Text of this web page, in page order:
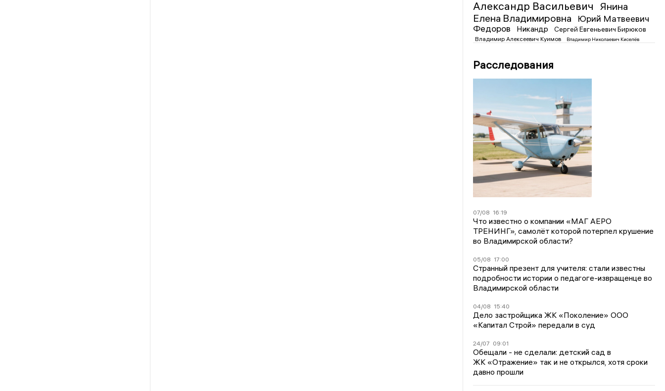
Александр Васильевич
Янина
Елена Владимировна
Юрий Матвеевич
Федоров
Никандр Сергей Евгеньевич Бирюков
Владимир Алексеевич Куимов Владимир Николаевич Киселёв
Расследования
07/08 16:19
Что известно о компании «МАГ АЕРО
ТРЕНИНГ», самолёт которой потерпел крушение
во Владимирской области?
05/08 17:00
Странный презент для учителя: стали известны
подробности истории о педагоге-извращенце во
Владимирской области
04/08 15:40
Дело застройщика ЖК «Поколение» ООО
«Капитал Строй» передали в суд
24/07 09:01
Обещали - не сделали: детский сад в
ЖК «Отражение» так и не открылся, хотя сроки
давно прошли